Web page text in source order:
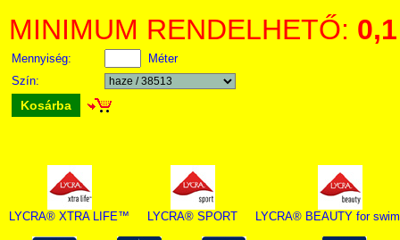
MINIMUM RENDELHETŐ: 0,1
Mennyiség:
Méter
Szín:
Kosárba
LYCRA® XTRA LIFE™ LYCRA® SPORT LYCRA® BEAUTY for